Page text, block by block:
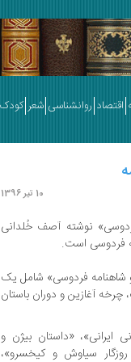
اقتصاد روانشناسی شعر
10 تیر 1396
نوشته آصف خُلدانی
فردوسی است.
و شاهنامه فردوسی» شامل یک
چرخه آغازین و دوران باستان
ایرانی»، «داستان بیژن و
روزگار سیاوش و کیخسرو»،